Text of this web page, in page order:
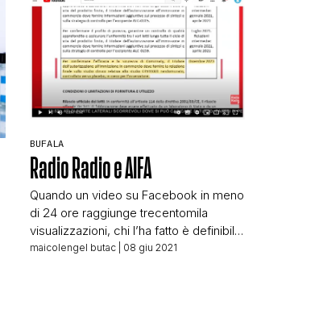
BUFALA
Radio Radio e AIFA
Quando un video su Facebook in meno
di 24 ore raggiunge trecentomila
visualizzazioni, chi l’ha fatto è definibile
a tutti gli effetti un “influencer”. Il video
maicolengel butac| 08 giu 2021